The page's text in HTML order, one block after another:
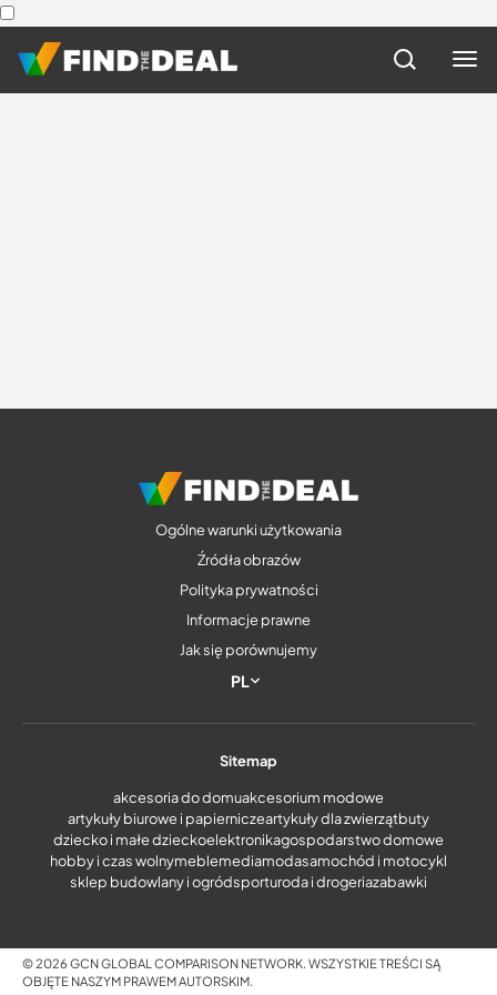
Ogólne warunki użytkowania
Źródła obrazów
Polityka prywatności
Informacje prawne
Jak się porównujemy
PL
Sitemap
akcesoria do domuakcesorium modowe
artykuły biurowe i papierniczeartykuły dla zwierzątbuty
dziecko i małe dzieckoelektronikagospodarstwo domowe
hobby i czas wolnymeblemediamodasamochód i motocykl
sklep budowlany i ogródsporturoda i drogeriazabawki
© 2026 GCN GLOBAL COMPARISON NETWORK. WSZYSTKIE TREŚCI SĄ
OBJĘTE NASZYM PRAWEM AUTORSKIM.